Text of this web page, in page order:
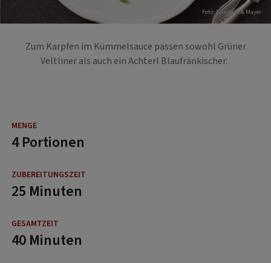
Foto: Eisenhut & Mayer
Zum Karpfen im Kümmelsauce passen sowohl Grüner
Veltliner als auch ein Achterl Blaufränkischer.
4 Portionen
25 Minuten
40 Minuten